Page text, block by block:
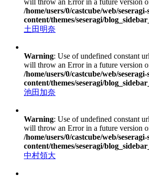
will throw an Error in a future version
/home/users/0/castcube/web/
content/themes/seseragi/
土田明奈
Warning: Use of undefined constant
will throw an Error in a future version
/home/users/0/castcube/web/
content/themes/seseragi/
池田加奈
Warning: Use of undefined constant
will throw an Error in a future version
/home/users/0/castcube/web/
content/themes/seseragi/
中村領大